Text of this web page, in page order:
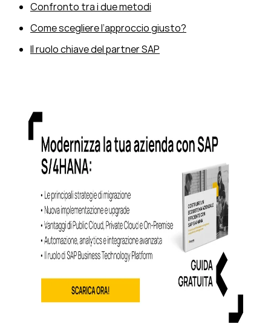
Confronto tra i due metodi
Come scegliere l’approccio giusto?
Il ruolo chiave del partner SAP